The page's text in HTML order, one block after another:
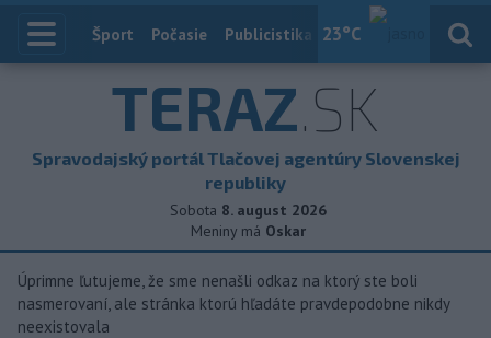
23°C
Index
Šport Počasie Publicistika Slovensko
TERAZ.SK
Spravodajský portál Tlačovej agentúry Slovenskej
republiky
Sobota 8. august 2026
Meniny má Oskar
Úprimne ľutujeme, že sme nenašli odkaz na ktorý ste boli
nasmerovaní, ale stránka ktorú hľadáte pravdepodobne nikdy
neexistovala